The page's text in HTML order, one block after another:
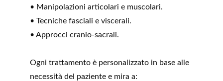
• Manipolazioni articolari e muscolari.
• Tecniche fasciali e viscerali.
• Approcci cranio-sacrali.
Ogni trattamento è personalizzato in base alle
necessità del paziente e mira a: